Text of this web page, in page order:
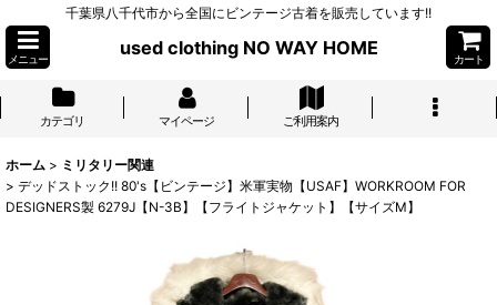
千葉県八千代市から全国にビンテージ古着を販売しています!!
メニュー
used clothing NO WAY HOME
カート
カテゴリ マイページ ご利用案内
ホーム > ミリタリー関連
> デッドストック!! 80's【ビンテージ】米軍実物【USAF】WORKROOM FOR
DESIGNERS製 6279J【N-3B】【フライトジャケット】【サイズM】